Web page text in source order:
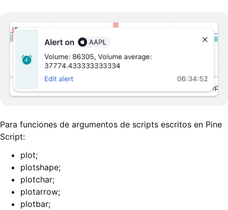
Para funciones de argumentos de scripts escritos en Pine
Script:
plot;
plotshape;
plotchar;
plotarrow;
plotbar;